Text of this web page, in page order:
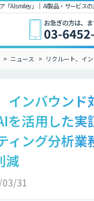
「AIsmiley」｜ AI製品・サービス
ニュース リクルート、イ
インバウンド
を活用した実
ィング分析業
減
03/31